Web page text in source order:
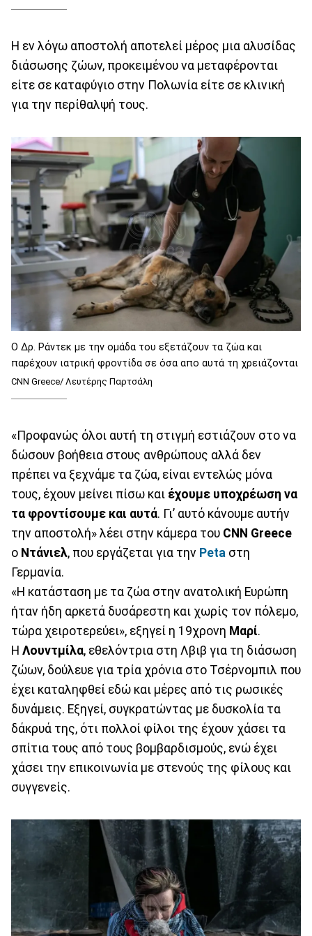
H εν λόγω αποστολή αποτελεί μέρος μια αλυσίδας
διάσωσης ζώων, προκειμένου να μεταφέρονται
είτε σε καταφύγιο στην Πολωνία είτε σε κλινική
για την περίθαλψή τους.
Ο Δρ. Ράντεκ με την ομάδα του εξετάζουν τα ζώα και
παρέχουν ιατρική φροντίδα σε όσα απο αυτά τη χρειάζονται
CNN Greece/ Λευτέρης Παρτσάλη
«Προφανώς όλοι αυτή τη στιγμή εστιάζουν στο να
δώσουν βοήθεια στους ανθρώπους αλλά δεν
πρέπει να ξεχνάμε τα ζώα, είναι εντελώς μόνα
τους, έχουν μείνει πίσω και έχουμε υποχρέωση να
τα φροντίσουμε και αυτά. Γι’ αυτό κάνουμε αυτήν
την αποστολή» λέει στην κάμερα του CNN Greece
o Ντάνιελ, που εργάζεται για την Peta στη
Γερμανία.
«Η κατάσταση με τα ζώα στην ανατολική Ευρώπη
ήταν ήδη αρκετά δυσάρεστη και χωρίς τον πόλεμο,
τώρα χειροτερεύει», εξηγεί η 19χρονη Μαρί.
Η Λουντμίλα, εθελόντρια στη Λβιβ για τη διάσωση
ζώων, δούλευε για τρία χρόνια στο Τσέρνομπιλ που
έχει καταληφθεί εδώ και μέρες από τις ρωσικές
δυνάμεις. Εξηγεί, συγκρατώντας με δυσκολία τα
δάκρυά της, ότι πολλοί φίλοι της έχουν χάσει τα
σπίτια τους από τους βομβαρδισμούς, ενώ έχει
χάσει την επικοινωνία με στενούς της φίλους και
συγγενείς.